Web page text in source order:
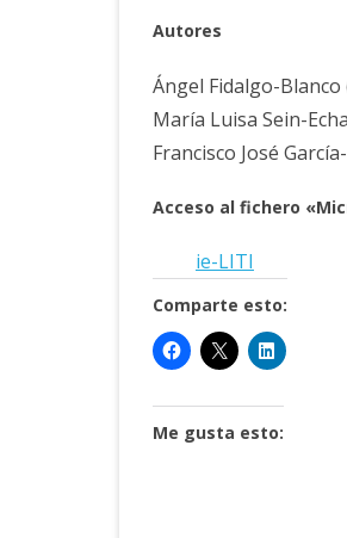
Autores
Ángel Fidalgo-
María Luisa Sein-
Francisco José
Acceso al fichero
ie-LITI
Comparte esto:
Me gusta esto: